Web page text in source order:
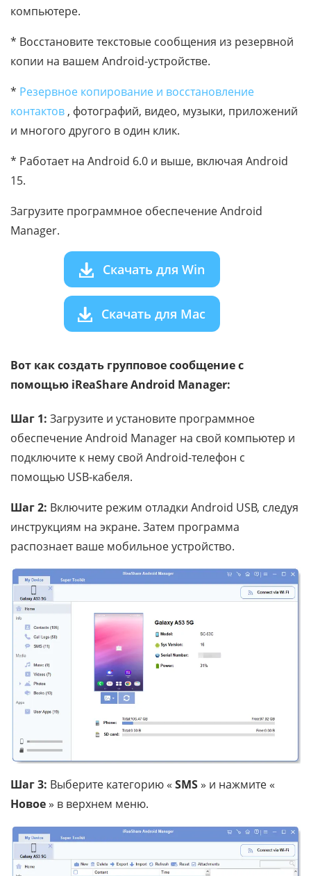
компьютере.
* Восстановите текстовые сообщения из резервной
копии на вашем Android-устройстве.
* Резервное копирование и восстановление
контактов , фотографий, видео, музыки, приложений
и многого другого в один клик.
* Работает на Android 6.0 и выше, включая Android
15.
Загрузите программное обеспечение Android
Manager.
Скачать для Win
Скачать для Mac
Вот как создать групповое сообщение с
помощью iReaShare Android Manager:
Шаг 1: Загрузите и установите программное
обеспечение Android Manager на свой компьютер и
подключите к нему свой Android-телефон с
помощью USB-кабеля.
Шаг 2: Включите режим отладки Android USB, следуя
инструкциям на экране. Затем программа
распознает ваше мобильное устройство.
Шаг 3: Выберите категорию « SMS» и нажмите «
Новое» в верхнем меню.